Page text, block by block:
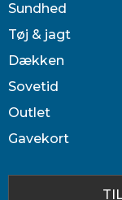
Sundhed
Tøj & jagt
Dækken
Sovetid
Outlet
Gavekort